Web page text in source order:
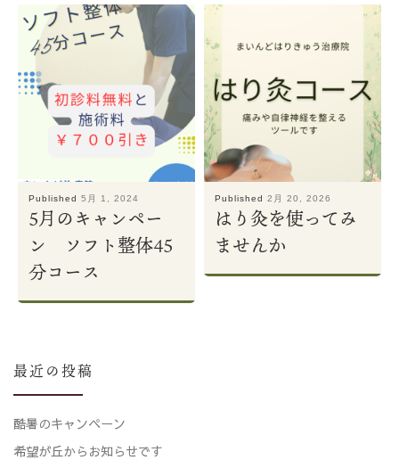
Published 5月 1, 2024
5月のキャンペー
ン ソフト整体45
分コース
Published 2月 20, 2026
はり灸を使ってみ
ませんか
最近の投稿
酷暑のキャンペーン
希望が丘からお知らせです